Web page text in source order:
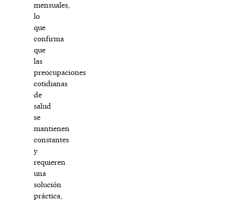
mensuales,
lo
que
confirma
que
las
preocupaciones
cotidianas
de
salud
se
mantienen
constantes
y
requieren
una
solución
práctica,